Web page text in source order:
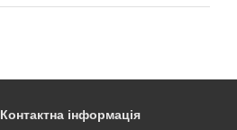
Контактна інформація